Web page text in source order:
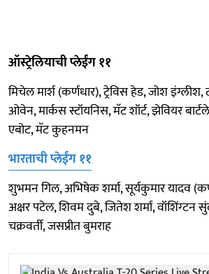
ऑस्ट्रेलियाची प्लेईंग ११
मिचेल मार्श (कर्णधार), ट्रेविस हेड, जोश इंग्लीश,
ओवेन, मार्कस स्टॉयनिस, मॅट शॉर्ट, झेवियर
एबोट, मॅट कुहनमन
भारताची प्लेईंग ११
शुभमन गिल, अभिषेक शर्मा, सूर्यकुमार यादव
अक्षर पटेल, शिवम दुबे, जितेश शर्मा, वॉशिंग्टन
चक्रवर्ती, जसप्रीत बुमराह